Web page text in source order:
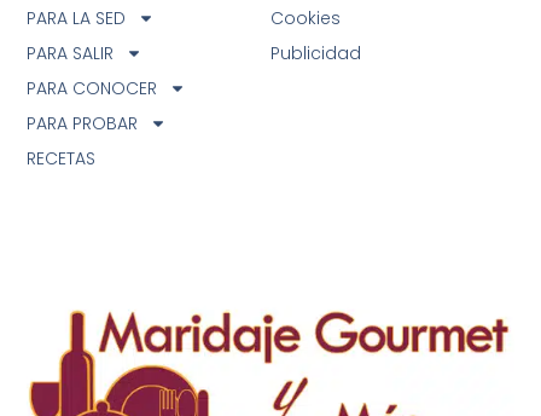
Cookies
Publicidad
PARA LA SED
PARA SALIR
PARA CONOCER
PARA PROBAR
RECETAS